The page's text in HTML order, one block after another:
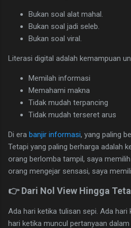
Bukan soal alat mahal.
Bukan soal jadi seleb.
Bukan soal viral.
Literasi digital adalah kemampuan
Memilah informasi
Memahami makna
Tidak mudah terpancing
Tidak mudah terseret arus
Di era banjir informasi, yang paling
Tetapi yang paling berharga adalah
orang berlomba tampil, saya
orang mengejar sensasi, saya
👉 Dari Nol View Hingga
Ada hari ketika tulisan sepi. Ada
hari ketika muncul pertanyaan dalam